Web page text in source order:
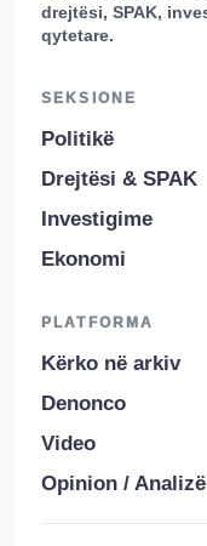
drejtësi, SPAK,
qytetare.
SEKSIONE
Politikë
Drejtësi & SPAK
Investigime
Ekonomi
PLATFORMA
Kërko në arkiv
Denonco
Video
Opinion / Analizë